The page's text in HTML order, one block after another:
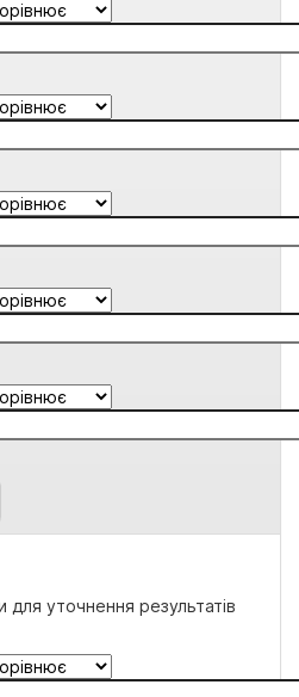
для уточнення результатів